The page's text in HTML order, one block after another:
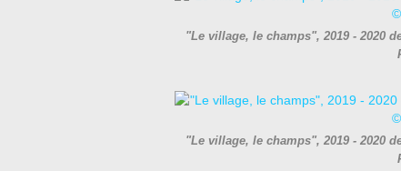
"Le village, le champs", 2019 - 2020
"Le village, le champs", 2019 - 2020